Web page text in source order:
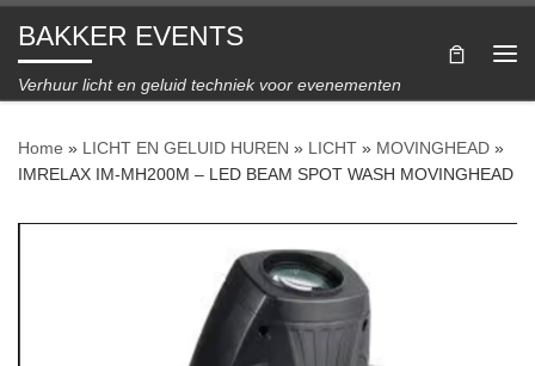
Ga naar inhoud
BAKKER EVENTS
Verhuur licht en geluid techniek voor evenementen
Home » LICHT EN GELUID HUREN » LICHT » MOVINGHEAD »
IMRELAX IM-MH200M – LED BEAM SPOT WASH MOVINGHEAD